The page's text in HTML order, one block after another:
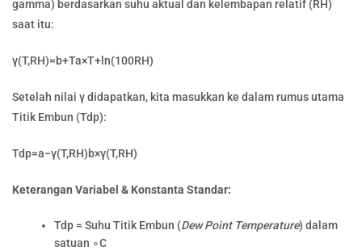
gamma) berdasarkan suhu aktual dan kelembapan relatif (RH)
saat itu:
γ(T,RH)=b+Ta×T​+ln(100RH​)
Setelah nilai γ didapatkan, kita masukkan ke dalam rumus utama
Titik Embun (Tdp​):
Tdp​=a−γ(T,RH)b×γ(T,RH)​
Keterangan Variabel & Konstanta Standar:
Tdp​ = Suhu Titik Embun (Dew Point Temperature) dalam
satuan ∘C